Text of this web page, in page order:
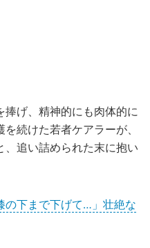
げ、精神的にも肉体的に
続けた若者ケアラーが、
、追い詰められた末に抱い
の下まで下げて…」壮絶な